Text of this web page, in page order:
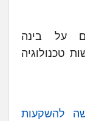
על בינה
טכנולוגיה
להשקעות